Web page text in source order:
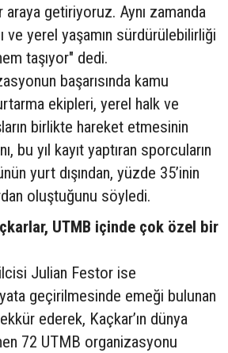
getiriyoruz. Aynı zamanda
ve yerel yaşamın sürdürülebilirliği
taşıyor" dedi.
başarısında kamu
ekipleri, yerel halk ve
birlikte hareket etmesinin
bu yıl kayıt yaptıran sporcuların
yurt dışından, yüzde 35’inin
oluştuğunu söyledi.
UTMB içinde çok özel bir
Julian Festor ise
geçirilmesinde emeği bulunan
ederek, Kaçkar’ın dünya
72 UTMB organizasyonu